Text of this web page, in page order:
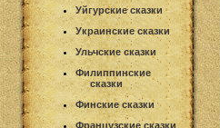
Уйгурские сказки
Украинские сказки
Ульчские сказки
Филиппинские
сказки
Финские сказки
Французские сказки